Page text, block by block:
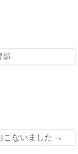
部
ないました →